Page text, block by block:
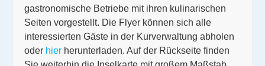
gastronomische Betriebe mit ihren kulinarischen
Seiten vorgestellt. Die Flyer können sich alle
interessierten Gäste in der Kurverwaltung abholen
oder hier herunterladen. Auf der Rückseite finden